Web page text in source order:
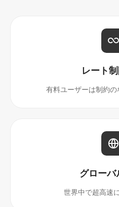
レート
有料ユーザーは制約
グローバ
世界中で超高速